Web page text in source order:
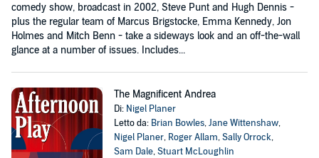
comedy show, broadcast in 2002, Steve Punt and Hugh Dennis -
plus the regular team of Marcus Brigstocke, Emma Kennedy, Jon
Holmes and Mitch Benn - take a sideways look and an off-the-wall
glance at a number of issues. Includes...
The Magnificent Andrea
Di: Nigel Planer
Letto da: Brian Bowles,Jane Wittenshaw,
Nigel Planer, Roger Allam,Sally Orrock,
Sam Dale,Stuart McLoughlin